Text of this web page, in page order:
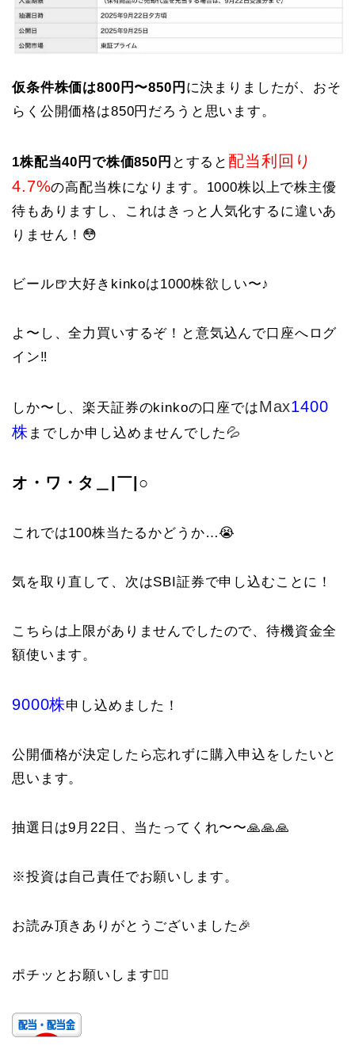
仮条件株価は800円〜850円 に決まりましたが、おそ
らく公開価格は850円だろうと思います。
1株配当40円で株価850円 とすると 配当利回り
4.7%の高配当株になります。1000株以上で株主優
待もありますし、これはきっと人気化するに違いあ
りません！😳
ビール🍺大好きkinkoは1000株欲しい〜♪
よ〜し、全力買いするぞ！と意気込んで口座へログ
イン‼️
しか〜し、楽天証券のkinkoの口座ではMax1400
株 までしか申し込めませんでした💦
オ・ワ・タ＿|￣|○
これでは100株当たるかどうか…😭
気を取り直して、次はSBI証券で申し込むことに！
こちらは上限がありませんでしたので、待機資金全
額使います。
9000株申し込めました！
公開価格が決定したら忘れずに購入申込をしたいと
思います。
抽選日は9月22日、当たってくれ〜〜🙏🙏🙏
※投資は自己責任でお願いします。
お読み頂きありがとうございました🎉
ポチッとお願いします🙇‍♀️